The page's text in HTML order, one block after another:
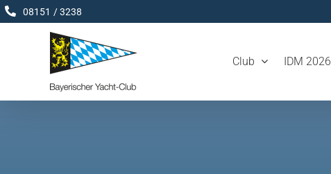
Zum
Inhalt
08151 / 3238
Club IDM 2026